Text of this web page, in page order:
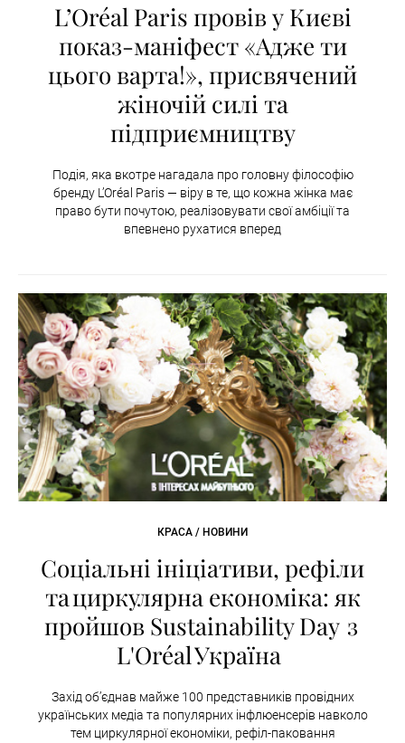
L’Oréal Paris провів у Києві
показ-маніфест «Адже ти
цього варта!», присвячений
жіночій силі та
підприємництву
Подія, яка вкотре нагадала про головну філософію
бренду L’Oréal Paris — віру в те, що кожна жінка має
право бути почутою, реалізовувати свої амбіції та
впевнено рухатися вперед
КРАСА / НОВИНИ
Соціальні ініціативи, рефіли
та циркулярна економіка: як
пройшов Sustainability Day з
L'Oréal Україна
Захід об’єднав майже 100 представників провідних
українських медіа та популярних інфлюенсерів навколо
тем циркулярної економіки, рефіл-паковання